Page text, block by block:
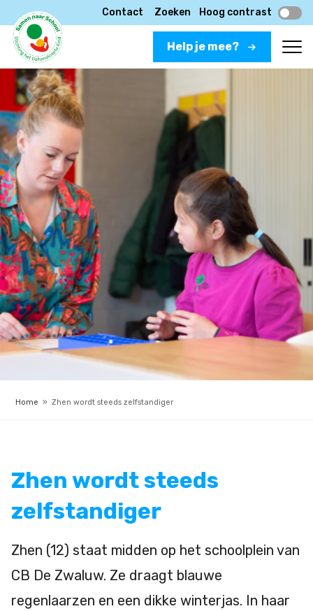
Contact Zoeken Hoog contrast
Help je mee?
Home » Zhen wordt steeds zelfstandiger
Zhen wordt steeds
zelfstandiger
Zhen (12) staat midden op het schoolplein van
CB De Zwaluw. Ze draagt blauwe
regenlaarzen en een dikke winterjas. In haar